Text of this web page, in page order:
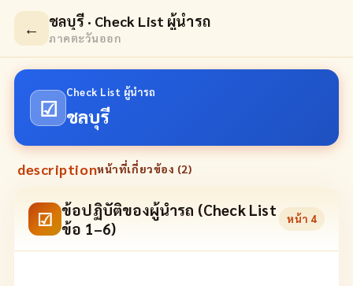
← ชลบุรี · Check List ผู้นำรถ
ภาคตะวันออก
☑
Check List ผู้นำรถ
ชลบุรี
descriptionหน้าที่เกี่ยวข้อง (2)
☑ ข้อปฏิบัติของผู้นำรถ (Check List
ข้อ 1–6)
หน้า 4